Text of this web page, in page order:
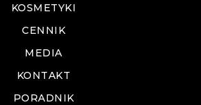
KOSMETYKI
CENNIK
MEDIA
KONTAKT
PORADNIK